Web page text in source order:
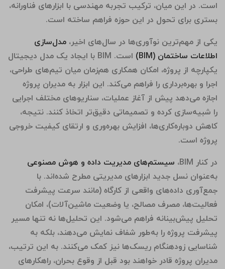
است. در این میان، ترکیب تجربه مهندسی با ابزارهای فناورانه،
بستری برای تحول در این حوزه فراهم ساخته است.
یکی از مهم‌ترین نوآوری‌ها در سال‌های اخیر، مدل‌سازی
اطلاعات ساختمان (BIM)
است. BIM با ایجاد یک مدل دیجیتال
یکپارچه از پروژه، امکان همکاری هم‌زمان میان تیم‌های طراحی،
اجرا و بهره‌برداری را فراهم می‌کند. این ابزار به مدیران پروژه
اجازه می‌دهد پیش از آغاز عملیات، سناریوهای مختلف اجرایی
را شبیه‌سازی کرده و تصمیماتی دقیق‌تر اتخاذ کنند. نتیجه،
کاهش دوباره‌کاری‌ها، افزایش بهره‌وری و ارتقای کیفیت خروجی
پروژه است.
در کنار BIM،
سیستم‌های مدیریت داده و هوش مصنوعی
به‌عنوان نسل جدید ابزارهای مدیریتی مطرح شده‌اند. با
جمع‌آوری داده‌های واقعی از کارگاه (مانند سرعت پیشرفت
فعالیت‌ها، مصرف مصالح، یا وضعیت ماشین‌آلات)، امکان
تحلیل پیش‌بینانه فراهم می‌شود. این تحلیل‌ها نه تنها مسیر
پیشرفت پروژه را به‌طور شفاف نمایش می‌دهند، بلکه به
شناسایی زودهنگام ریسک‌ها نیز کمک می‌کنند. به این ترتیب،
مدیران پروژه قادر خواهند بود قبل از وقوع بحران، راهکارهای